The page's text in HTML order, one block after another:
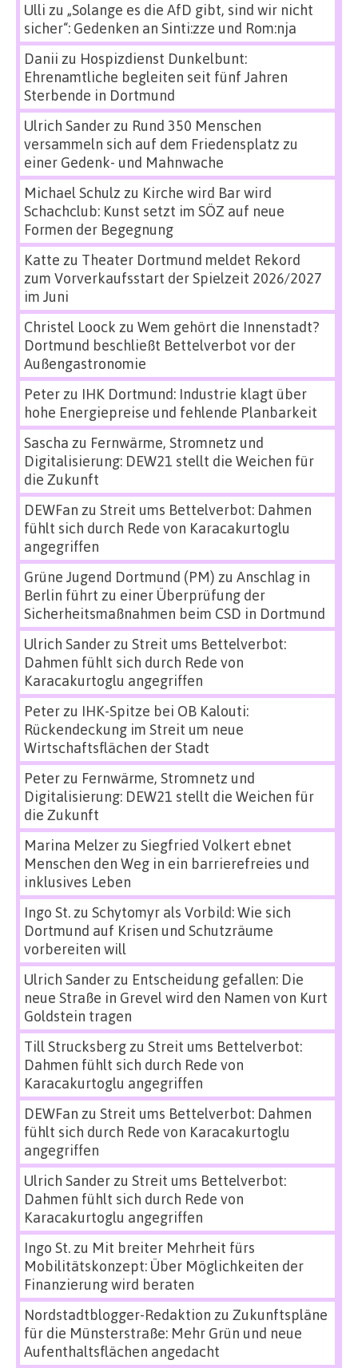
Ulli zu „Solange es die AfD gibt, sind wir nicht
sicher“: Gedenken an Sinti:zze und Rom:nja
Danii zu Hospizdienst Dunkelbunt:
Ehrenamtliche begleiten seit fünf Jahren
Sterbende in Dortmund
Ulrich Sanderzu Rund 350 Menschen
versammeln sich auf dem Friedensplatz zu
einer Gedenk- und Mahnwache
Michael Schulz zu Kirche wird Bar wird
Schachclub: Kunst setzt im SÖZ auf neue
Formen der Begegnung
Katte zu Theater Dortmund meldet Rekord
zum Vorverkaufsstart der Spielzeit 2026/2027
im Juni
Christel Loock zu Wem gehört die Innenstadt?
Dortmund beschließt Bettelverbot vor der
Außengastronomie
Peterzu IHK Dortmund: Industrie klagt über
hohe Energiepreise und fehlende Planbarkeit
Sascha zu Fernwärme, Stromnetz und
Digitalisierung: DEW21 stellt die Weichen für
die Zukunft
DEWFan zu Streit ums Bettelverbot: Dahmen
fühlt sich durch Rede von Karacakurtoglu
angegriffen
Grüne Jugend Dortmund (PM) zu Anschlag in
Berlin führt zu einer Überprüfung der
Sicherheitsmaßnahmen beim CSD in Dortmund
Ulrich Sanderzu Streit ums Bettelverbot:
Dahmen fühlt sich durch Rede von
Karacakurtoglu angegriffen
Peterzu IHK-Spitze bei OB Kalouti:
Rückendeckung im Streit um neue
Wirtschaftsflächen der Stadt
Peterzu Fernwärme, Stromnetz und
Digitalisierung: DEW21 stellt die Weichen für
die Zukunft
Marina Melzerzu Siegfried Volkert ebnet
Menschen den Weg in ein barrierefreies und
inklusives Leben
Ingo St.zu Schytomyr als Vorbild: Wie sich
Dortmund auf Krisen und Schutzräume
vorbereiten will
Ulrich Sanderzu Entscheidung gefallen: Die
neue Straße in Grevel wird den Namen von Kurt
Goldstein tragen
Till Strucksbergzu Streit ums Bettelverbot:
Dahmen fühlt sich durch Rede von
Karacakurtoglu angegriffen
DEWFan zu Streit ums Bettelverbot: Dahmen
fühlt sich durch Rede von Karacakurtoglu
angegriffen
Ulrich Sanderzu Streit ums Bettelverbot:
Dahmen fühlt sich durch Rede von
Karacakurtoglu angegriffen
Ingo St.zu Mit breiter Mehrheit fürs
Mobilitätskonzept: Über Möglichkeiten der
Finanzierung wird beraten
Nordstadtblogger-Redaktion zu Zukunftspläne
für die Münsterstraße: Mehr Grün und neue
Aufenthaltsflächen angedacht